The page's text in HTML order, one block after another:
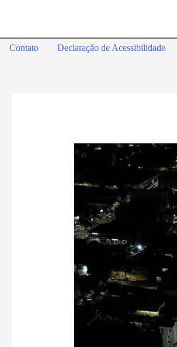
Contato Declaração de Acessibilidade